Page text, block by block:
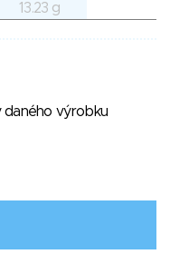
13.23 g
daného výrobku